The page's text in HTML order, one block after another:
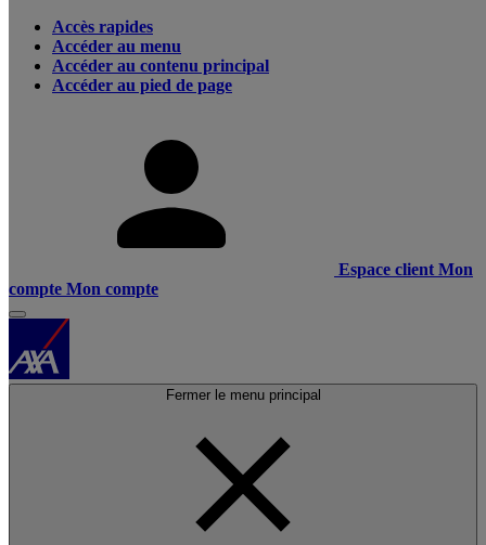
Accès rapides
Accéder au menu
Accéder au contenu principal
Accéder au pied de page
Espace client Mon
compte Mon compte
Fermer le menu principal